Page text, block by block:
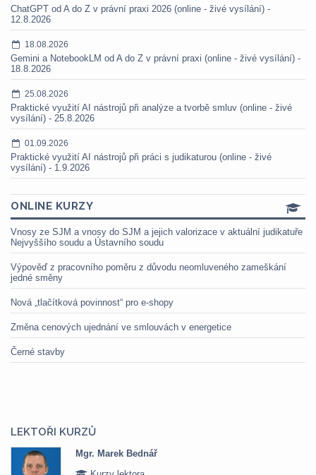
ChatGPT od A do Z v právní praxi 2026 (online - živé vysílání) -
12.8.2026
18.08.2026
Gemini a NotebookLM od A do Z v právní praxi (online - živé vysílání) -
18.8.2026
25.08.2026
Praktické využití AI nástrojů při analýze a tvorbě smluv (online - živé
vysílání) - 25.8.2026
01.09.2026
Praktické využití AI nástrojů při práci s judikaturou (online - živé
vysílání) - 1.9.2026
ONLINE KURZY
Vnosy ze SJM a vnosy do SJM a jejich valorizace v aktuální judikatuře
Nejvyššího soudu a Ústavního soudu
Výpověď z pracovního poměru z důvodu neomluveného zameškání
jedné směny
Nová „tlačítková povinnost“ pro e-shopy
Změna cenových ujednání ve smlouvách v energetice
Černé stavby
LEKTOŘI KURZŮ
Mgr. Marek Bednář